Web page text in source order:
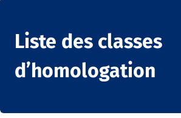
Liste des classes
d’homologation